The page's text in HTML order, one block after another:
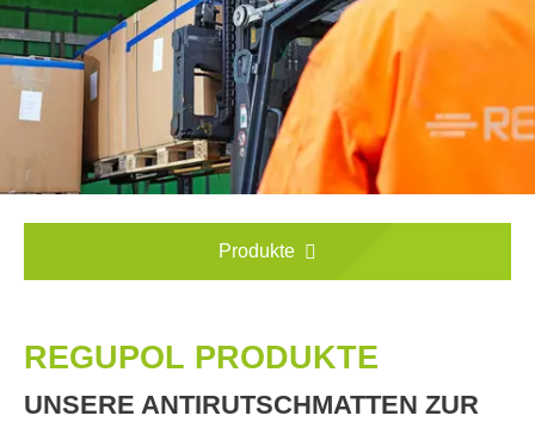
Produkte
REGUPOL PRODUKTE
UNSERE ANTIRUTSCHMATTEN ZUR